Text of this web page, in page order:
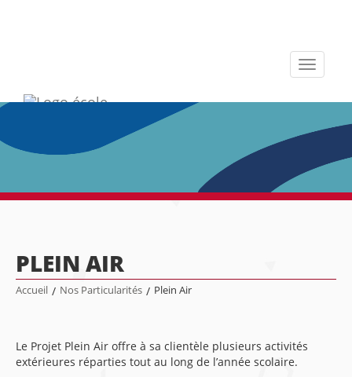
Toggle
PLEIN AIR
Accueil / Nos Particularités / Plein Air
Le Projet Plein Air offre à sa clientèle plusieurs activités
extérieures réparties tout au long de l’année scolaire.